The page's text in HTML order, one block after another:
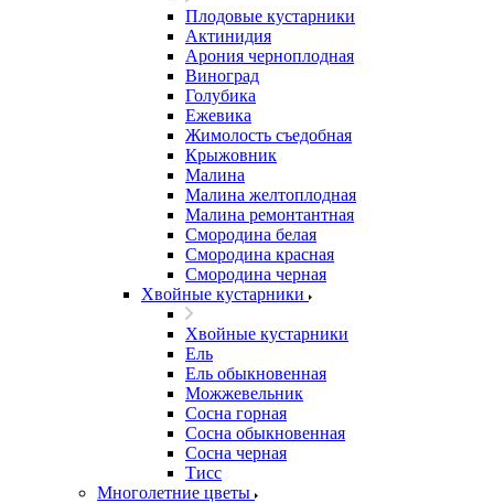
Плодовые кустарники
Актинидия
Арония черноплодная
Виноград
Голубика
Ежевика
Жимолость съедобная
Крыжовник
Малина
Малина желтоплодная
Малина ремонтантная
Смородина белая
Смородина красная
Смородина черная
Хвойные кустарники
Хвойные кустарники
Ель
Ель обыкновенная
Можжевельник
Сосна горная
Сосна обыкновенная
Сосна черная
Тисс
Многолетние цветы